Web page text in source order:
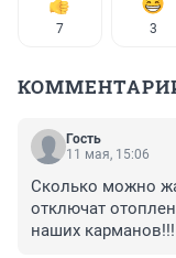
7 3
Гость
11 мая, 15:06
Сколько можно
отключат
наших